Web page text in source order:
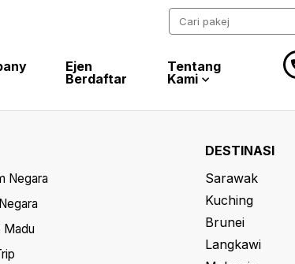
Ejen
Berdaftar
Tentang
Kami
Negara
Madu
DESTINASI
Sarawak
Kuching
Brunei
Langkawi